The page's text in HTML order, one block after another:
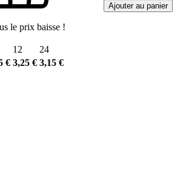
Ajouter au panier
le prix baisse !
12
24
€ 3,25 € 3,15 €